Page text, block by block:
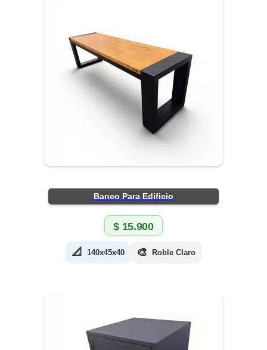
Banco Para Edificio
$15.900
📐 140x45x40 🎨 Roble Claro